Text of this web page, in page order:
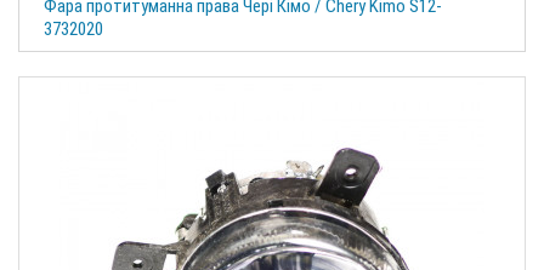
Фара протитуманна права Чері Кімо / Chery Kimo S12-
3732020